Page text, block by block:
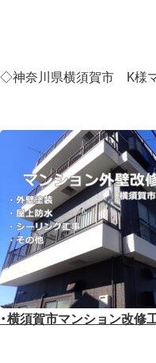
◇神奈川県横須賀市 K様
・横須賀市マンション改修